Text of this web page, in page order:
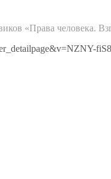
«Права человека.